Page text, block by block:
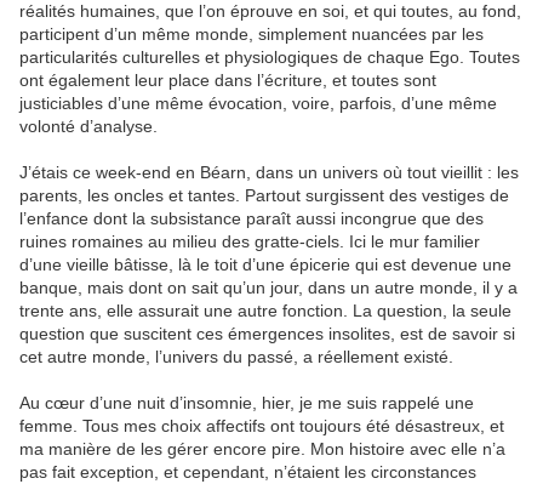
réalités humaines, que l’on éprouve en soi, et qui toutes, au fond,
participent d’un même monde, simplement nuancées par les
particularités culturelles et physiologiques de chaque Ego. Toutes
ont également leur place dans l’écriture, et toutes sont
justiciables d’une même évocation, voire, parfois, d’une même
volonté d’analyse.
J’étais ce week-end en Béarn, dans un univers où tout vieillit : les
parents, les oncles et tantes. Partout surgissent des vestiges de
l’enfance dont la subsistance paraît aussi incongrue que des
ruines romaines au milieu des gratte-ciels. Ici le mur familier
d’une vieille bâtisse, là le toit d’une épicerie qui est devenue une
banque, mais dont on sait qu’un jour, dans un autre monde, il y a
trente ans, elle assurait une autre fonction. La question, la seule
question que suscitent ces émergences insolites, est de savoir si
cet autre monde, l’univers du passé, a réellement existé.
Au cœur d’une nuit d’insomnie, hier, je me suis rappelé une
femme. Tous mes choix affectifs ont toujours été désastreux, et
ma manière de les gérer encore pire. Mon histoire avec elle n’a
pas fait exception, et cependant, n’étaient les circonstances